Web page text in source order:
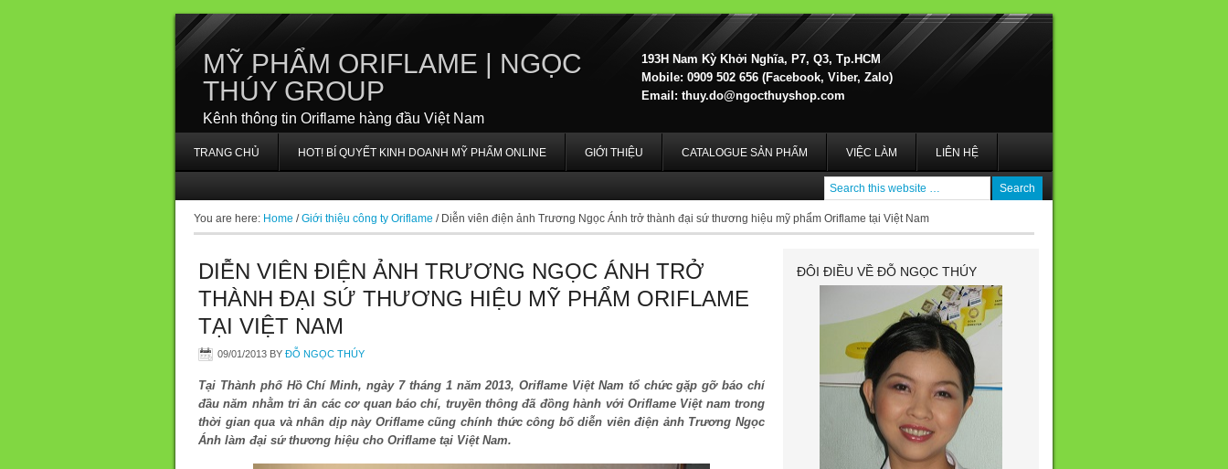
MỸ PHẨM ORIFLAME | NGỌC
THÚY GROUP
Kênh thông tin Oriflame hàng đầu Việt Nam
193H Nam Kỳ Khởi Nghĩa, P7, Q3, Tp.HCM
Mobile: 0909 502 656 (Facebook, Viber, Zalo)
Email: thuy.do@ngocthuyshop.com
TRANG CHỦ HOT! BÍ QUYẾT KINH DOANH MỸ PHẨM ONLINE GIỚI THIỆU CATALOGUE SẢN PHẨM VIỆC LÀM LIÊN HỆ
You are here: Home / Giới thiệu công ty Oriflame /Diễn viên điện ảnh Trương Ngọc Ánh trở thành đại sứ thương hiệu mỹ phẩm Oriflame tại Việt Nam
DIỄN VIÊN ĐIỆN ẢNH TRƯƠNG NGỌC ÁNH TRỞ
THÀNH ĐẠI SỨ THƯƠNG HIỆU MỸ PHẨM ORIFLAME
TẠI VIỆT NAM
09/01/2013 BY ĐỖ NGỌC THÚY
Tại Thành phố Hồ Chí Minh, ngày 7 tháng 1 năm 2013, Oriflame Việt Nam tổ chức gặp gỡ báo chí
đầu năm nhằm tri ân các cơ quan báo chí, truyền thông đã đồng hành với Oriflame Việt nam trong
thời gian qua và nhân dịp này Oriflame cũng chính thức công bố diễn viên điện ảnh Trương Ngọc
Ánh làm đại sứ thương hiệu cho Oriflame tại Việt Nam.
ĐÔI ĐIỀU VỀ ĐỖ NGỌC THÚY